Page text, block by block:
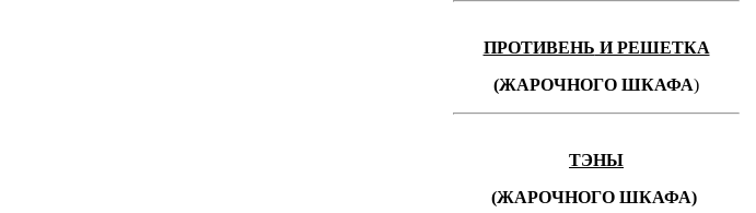
ПРОТИВЕНЬ И РЕШЕТКА
(ЖАРОЧНОГО ШКАФА)
ТЭНЫ
(ЖАРОЧНОГО ШКАФА)